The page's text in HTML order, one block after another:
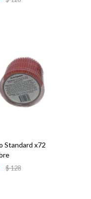
Standard x72
$128